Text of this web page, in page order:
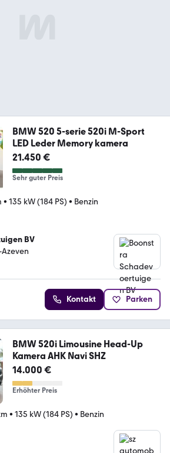
BMW 520 5-serie 520i M-Sport
LED Leder Memory kamera
21.450 €
Sehr guter Preis
• 135 kW (184 PS) • Benzin
BV
Kontakt Parken
BMW 520i Limousine Head-Up
Kamera AHK Navi SHZ
14.000 €
Erhöhter Preis
• 135 kW (184 PS) • Benzin